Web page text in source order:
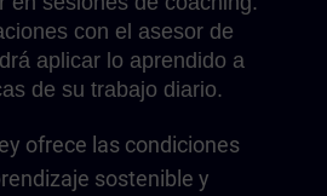
con el asesor de
aplicar lo aprendido a
de su trabajo diario.
ofrece las condiciones
sostenible y